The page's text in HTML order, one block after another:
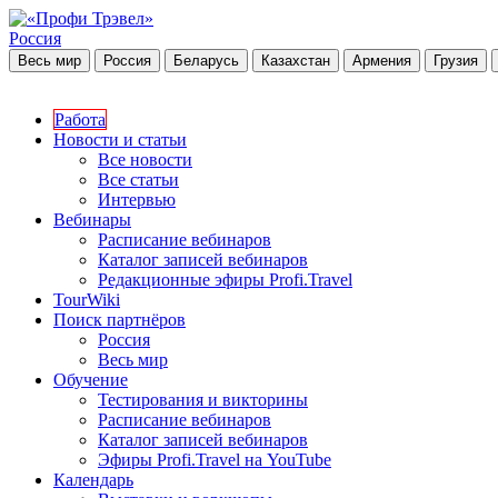
Россия
Весь мир Россия Беларусь Казахстан Армения Грузия
Работа
Новости и статьи
Все новости
Все статьи
Интервью
Вебинары
Расписание вебинаров
Каталог записей вебинаров
Редакционные эфиры Profi.Travel
TourWiki
Поиск партнёров
Россия
Весь мир
Обучение
Тестирования и викторины
Расписание вебинаров
Каталог записей вебинаров
Эфиры Profi.Travel на YouTube
Календарь